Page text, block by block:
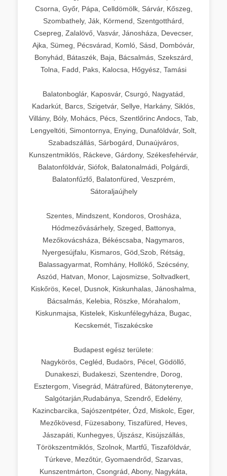
Csorna, Győr, Pápa, Celldömölk, Sárvár, Kőszeg,
Szombathely, Ják, Körmend, Szentgotthárd,
Csepreg, Zalalövő, Vasvár, Jánosháza, Devecser,
Ajka, Sümeg, Pécsvárad, Komló, Sásd, Dombóvár,
Bonyhád, Bátaszék, Baja, Bácsalmás, Szekszárd,
Tolna, Fadd, Paks, Kalocsa, Hőgyész, Tamási
Balatonboglár, Kaposvár, Csurgó, Nagyatád,
Kadarkút, Barcs, Szigetvár, Sellye, Harkány, Siklós,
Villány, Bóly, Mohács, Pécs, Szentlőrinc Andocs, Tab,
Lengyeltóti, Simontornya, Enying, Dunaföldvár, Solt,
Szabadszállás, Sárbogárd, Dunaújváros,
Kunszentmiklós, Ráckeve, Gárdony, Székesfehérvár,
Balatonföldvár, Siófok, Balatonalmádi, Polgárdi,
Balatonfűzfő, Balatonfüred, Veszprém,
Sátoraljaújhely
Szentes, Mindszent, Kondoros, Orosháza,
Hódmezővásárhely, Szeged, Battonya,
Mezőkovácsháza, Békéscsaba, Nagymaros,
Nyergesújfalu, Kismaros, Göd,Szob, Rétság,
Balassagyarmat, Romhány, Hollókő, Szécsény,
Aszód, Hatvan, Monor, Lajosmizse, Soltvadkert,
Kiskőrös, Kecel, Dusnok, Kiskunhalas, Jánoshalma,
Bácsalmás, Kelebia, Röszke, Mórahalom,
Kiskunmajsa, Kistelek, Kiskunfélegyháza, Bugac,
Kecskemét, Tiszakécske
Budapest egész területe:
Nagykörös, Cegléd, Budaörs, Pécel, Gödöllő,
Dunakeszi, Budakeszi, Szentendre, Dorog,
Esztergom, Visegrád, Mátrafüred, Bátonyterenye,
Salgótarján,Rudabánya, Szendrő, Edelény,
Kazincbarcika, Sajószentpéter, Ózd, Miskolc, Eger,
Mezőkövesd, Füzesabony, Tiszafüred, Heves,
Jászapáti, Kunhegyes, Újszász, Kisújszállás,
Törökszentmiklós, Szolnok, Martfű, Tiszaföldvár,
Túrkeve, Mezőtúr, Gyomaendrőd, Szarvas,
Kunszentmárton, Csongrád, Abony, Nagykáta,